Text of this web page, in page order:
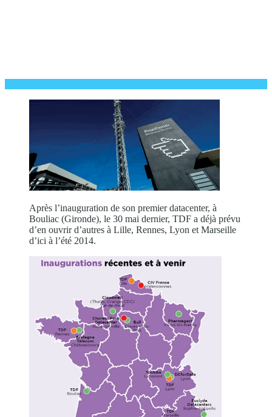
Après l’inauguration de son premier datacenter, à
Bouliac (Gironde), le 30 mai dernier, TDF a déjà prévu
d’en ouvrir d’autres à Lille, Rennes, Lyon et Marseille
d’ici à l’été 2014.